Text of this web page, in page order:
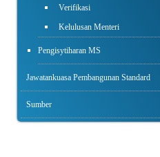
Verifikasi
Kelulusan Menteri
Pengisytiharan MS
Jawatankuasa Pembangunan Standard
Sumber